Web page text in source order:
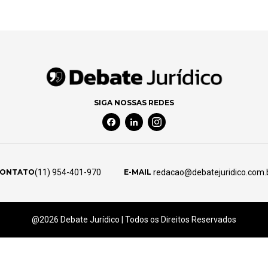
SIGA NOSSAS REDES
Facebook Social Media
Linkedin Social Media
Instagram Social Media
(11) 954-401-970 E-MAIL
@2026 Debate Jurídico | Todos os Direitos Reservados